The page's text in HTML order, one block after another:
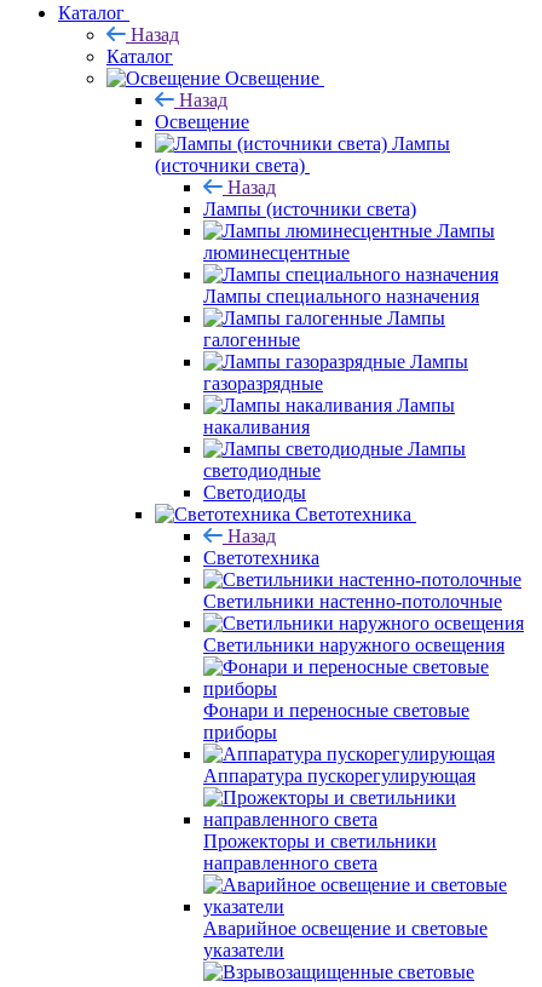
Каталог
Назад
Каталог
Освещение
Назад
Освещение
Лампы
(источники света)
Назад
Лампы (источники света)
Лампы
люминесцентные
Лампы специального назначения
Лампы
галогенные
Лампы
газоразрядные
Лампы
накаливания
Лампы
светодиодные
Светодиоды
Светотехника
Назад
Светотехника
Светильники настенно-потолочные
Светильники наружного освещения
Фонари и переносные световые
приборы
Аппаратура пускорегулирующая
Прожекторы и светильники
направленного света
Аварийное освещение и световые
указатели